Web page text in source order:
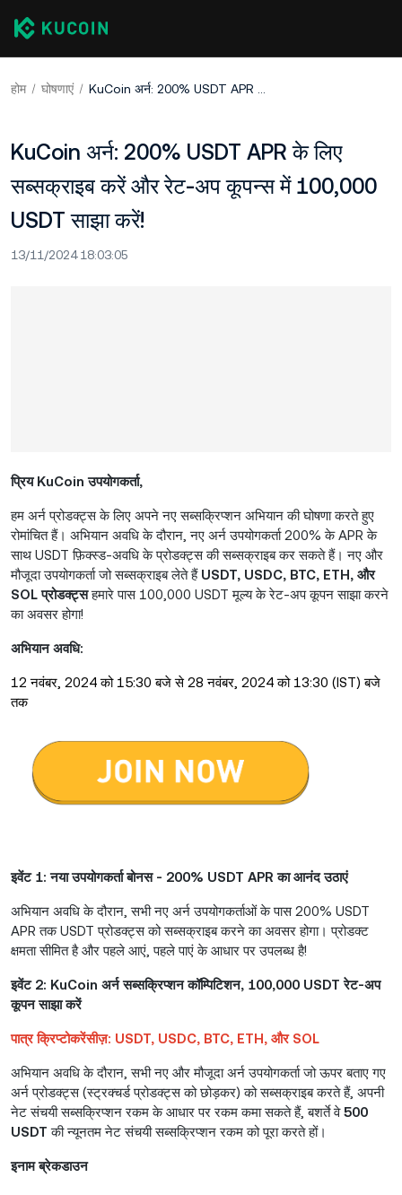
होम घोषणाएं KuCoin अर्न: 200% USDT APR के लिए सब्सक्राइब करें और रेट-अप कूपन्स में 100,000 USDT साझा करें!
KuCoin अर्न: 200% USDT APR के लिए
सब्सक्राइब करें और रेट-अप कूपन्स में 100,000
USDT साझा करें!
13/11/2024 18:03:05
प्रिय KuCoin उपयोगकर्ता,
हम अर्न प्रोडक्ट्स के लिए अपने नए सब्सक्रिप्शन अभियान की घोषणा करते हुए
रोमांचित हैं। अभियान अवधि के दौरान, नए अर्न उपयोगकर्ता 200% के APR के
साथ USDT फ़िक्स्ड-अवधि के प्रोडक्ट्स की सब्सक्राइब कर सकते हैं। नए और
मौजूदा उपयोगकर्ता जो सब्सक्राइब लेते हैं USDT, USDC, BTC, ETH, और
SOL प्रोडक्ट्सहमारे पास 100,000 USDT मूल्य के रेट-अप कूपन साझा करने
का अवसर होगा!
अभियान अवधि:
12 नवंबर, 2024 को 15:30 बजे से 28 नवंबर, 2024 को 13:30 (IST) बजे
तक
इवेंट 1: नया उपयोगकर्ता बोनस - 200% USDT APR का आनंद उठाएं
अभियान अवधि के दौरान, सभी नए अर्न उपयोगकर्ताओं के पास 200% USDT
APR तक USDT प्रोडक्ट्स को सब्सक्राइब करने का अवसर होगा। प्रोडक्ट
क्षमता सीमित है और पहले आएं, पहले पाएं के आधार पर उपलब्ध है!
इवेंट 2: KuCoin अर्न सब्सक्रिप्शन कॉम्पिटिशन, 100,000 USDT रेट-अप
कूपन साझा करें
पात्र क्रिप्टोकरेंसीज़: USDT, USDC, BTC, ETH, और SOL
अभियान अवधि के दौरान, सभी नए और मौजूदा अर्न उपयोगकर्ता जो ऊपर बताए गए
अर्न प्रोडक्ट्स (स्ट्रक्चर्ड प्रोडक्ट्स को छोड़कर) को सब्सक्राइब करते हैं, अपनी
नेट संचयी सब्सक्रिप्शन रकम के आधार पर रकम कमा सकते हैं, बशर्ते वे500
USDT की न्यूनतम नेट संचयी सब्सक्रिप्शन रकम को पूरा करते हों।
इनाम ब्रेकडाउन